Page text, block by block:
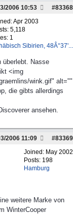
#83368
2006 10:53
Apr 2003
5,118
1
Sibirien, 48Â°37'...
überlebt. Nasse
<img
wink.gif" alt=""
die gibts allerdings
ansehen.
#83369
2006 11:09
Joined: May 2002
Posts: 198
Hamburg
weitere Marke von
WinterCooper